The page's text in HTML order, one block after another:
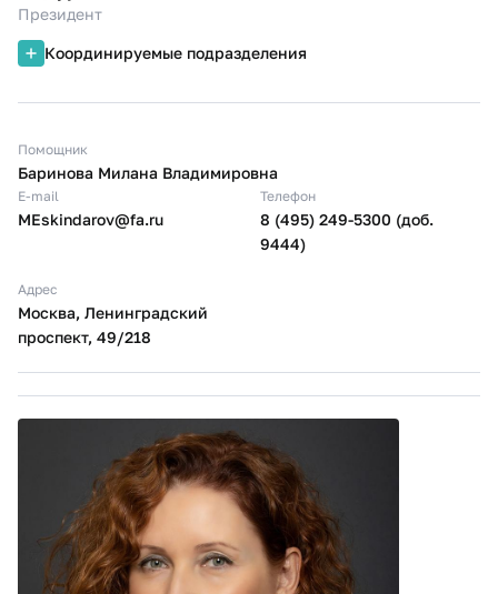
Президент
Координируемые подразделения
Помощник
Баринова Милана Владимировна
E-mail
MEskindarov@fa.ru
Телефон
8 (495) 249-5300 (доб.
9444)
Адрес
Москва, Ленинградский
проспект, 49/218